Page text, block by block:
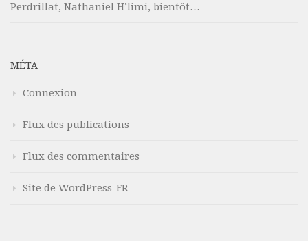
Perdrillat, Nathaniel H’limi, bientôt…
MÉTA
Connexion
Flux des publications
Flux des commentaires
Site de WordPress-FR